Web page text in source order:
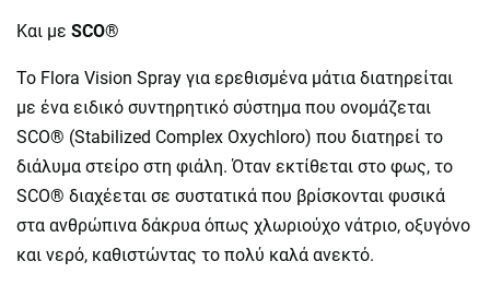
Και με SCO®
Το Flora Vision Spray για ερεθισμένα μάτια διατηρείται
με ένα ειδικό συντηρητικό σύστημα που ονομάζεται
SCO® (Stabilized Complex Oxychloro) που διατηρεί το
διάλυμα στείρο στη φιάλη. Όταν εκτίθεται στο φως, το
SCO® διαχέεται σε συστατικά που βρίσκονται φυσικά
στα ανθρώπινα δάκρυα όπως χλωριούχο νάτριο, οξυγόνο
και νερό, καθιστώντας το πολύ καλά ανεκτό.